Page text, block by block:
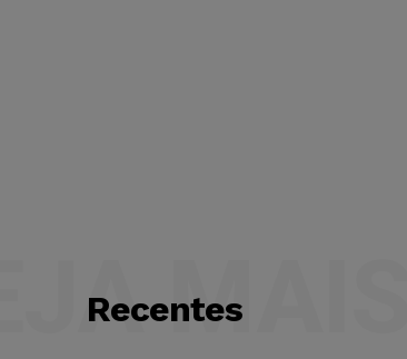
Recentes